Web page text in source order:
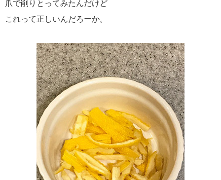
爪で削りとってみたんだけど
これって正しいんだろーか。